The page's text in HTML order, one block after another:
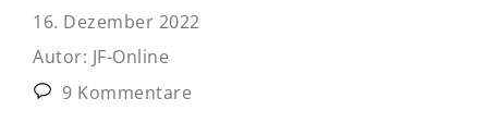
16. Dezember 2022
Autor: JF-Online
9 Kommentare